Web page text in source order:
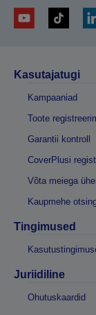
Kasutajatugi
Kampaaniad
Toote
Garantii kontroll
CoverPlusi
Võta meiega
Kaupmehe
Tingimused
Juriidiline
Ohutuskaardid